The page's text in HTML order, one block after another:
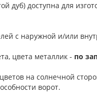
дуб) доступна для
с наружной и/или
цвета металлик - по
на солнечной
ворот.